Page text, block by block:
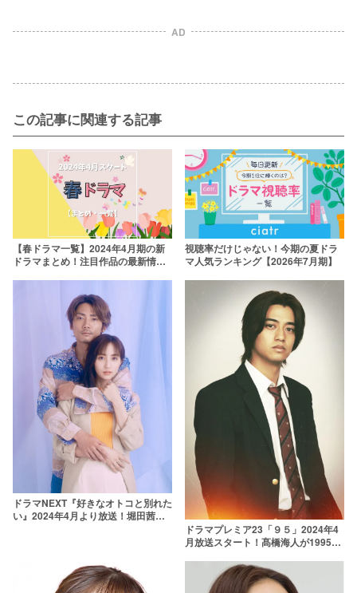
AD
この記事に関連する記事
【春ドラマ一覧】2024年4月期の新
ドラマまとめ！注目作品の最新情報
視聴率だけじゃない！今期の夏ドラ
マ人気ランキング【2026年7月期】
ドラマNEXT『好きなオトコと別れた
い』2024年4月より放送！堀田茜が
ドラマプレミア23「９５」2024年4
月放送スタート！髙橋海人が1995年